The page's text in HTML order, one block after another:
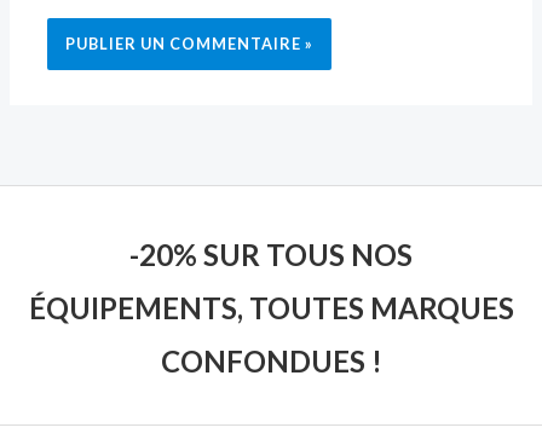
-20% SUR TOUS NOS
ÉQUIPEMENTS, TOUTES MARQUES
CONFONDUES !